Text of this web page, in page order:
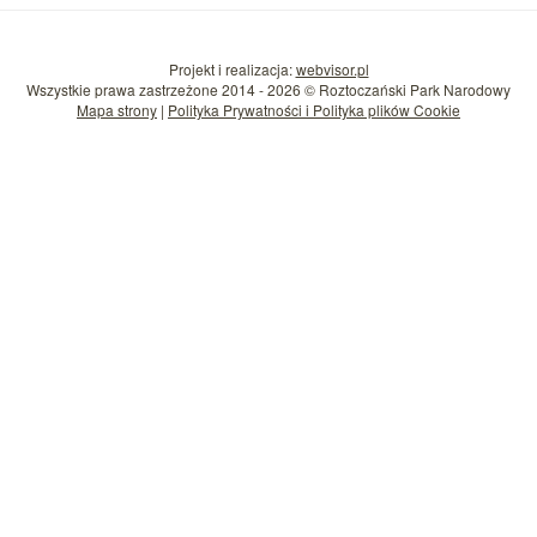
Projekt i realizacja:webvisor.pl
Wszystkie prawa zastrzeżone 2014 - 2026 © Roztoczański Park Narodowy
Mapa strony | Polityka Prywatności i Polityka plików Cookie